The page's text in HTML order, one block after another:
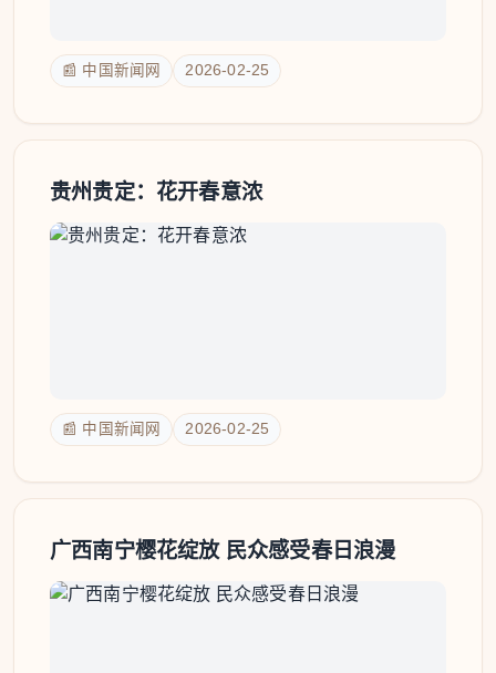
📰 中国新闻网 2026-02-25
贵州贵定：花开春意浓
📰 中国新闻网 2026-02-25
广西南宁樱花绽放 民众感受春日浪漫